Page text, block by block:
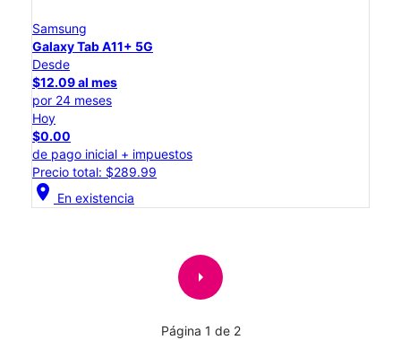
Samsung
Galaxy Tab A11+ 5G
Desde
$12.09 al mes
por 24 meses
Hoy
$0.00
de pago inicial + impuestos
Precio total: $289.99
location_on En existencia
arrow_right
Página 1 de 2